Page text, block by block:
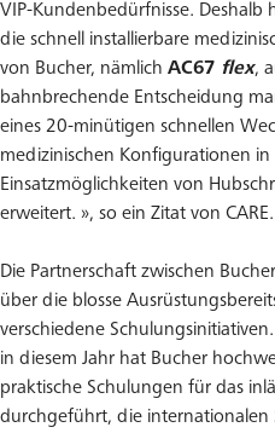
VIP-Kundenbedürfnisse. Deshalb
die schnell installierbare
von Bucher, nämlich AC67 flex,
bahnbrechende Entscheidung
eines 20-minütigen schnellen
medizinischen Konfigurationen
Einsatzmöglichkeiten von
erweitert. », so ein Zitat von CARE.
Die Partnerschaft zwischen
über die blosse
verschiedene
in diesem Jahr hat Bucher
praktische Schulungen für das
durchgeführt, die internationalen